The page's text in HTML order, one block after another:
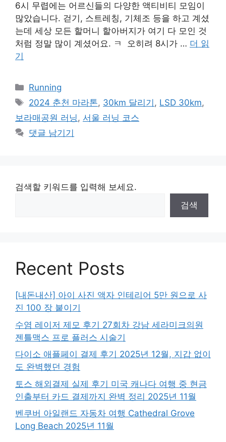
6시 무렵에는 어르신들의 다양한 액티비티 모임이
많았습니다. 걷기, 스트레칭, 기체조 등을 하고 계셨
는데 세상 모든 할머니 할아버지가 여기 다 모인 것
처럼 정말 많이 계셨어요. ㅋ 오히려 8시가 … 더 읽
기
카
테
리
Running
태
그
2024 춘천 마라톤, 30km 달리기 , LSD 30km,
보라매공원 러닝, 서울 러닝 코스
댓글 남기기
검색할 키워드를 입력해 보세요.
검색
Recent Posts
[내돈내산] 아이 사진 액자 인테리어 5만 원으로 사
진 100 장 붙이기
수염 레이저 제모 후기 27회차 강남 세라미크의원
젠틀맥스 프로 플러스 시술기
다이소 애플페이 결제 후기 2025년 12월, 지갑 없이
도 완벽했던 경험
토스 해외결제 실제 후기 미국 캐나다 여행 중 현금
인출부터 카드 결제까지 완벽 정리 2025년 11월
벤쿠버 아일랜드 자동차 여행 Cathedral Grove
Long Beach 2025년 11월